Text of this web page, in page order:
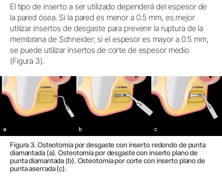
El tipo de inserto a ser utilizado dependerá del espesor de
la pared ósea. Si la pared es menor a 0.5 mm, es mejor
utilizar insertos de desgaste para prevenir la ruptura de la
membrana de Schneider; si el espesor es mayor a 0.5 mm,
se puede utilizar insertos de corte de espesor medio
(Figura 3).
Figura 3. Osteotomía por desgaste con inserto redondo de punta
diamantada (a). Osteotomía por desgaste con inserto plano de
punta diamantada (b). Osteotomía por corte con inserto plano de
punta aserrada (c).